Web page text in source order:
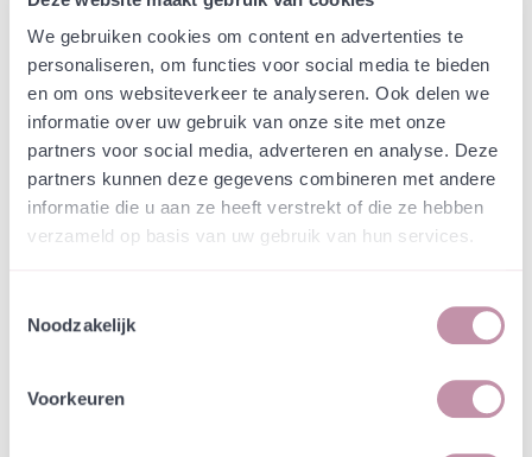
We gebruiken cookies om content en advertenties te
personaliseren, om functies voor social media te bieden
en om ons websiteverkeer te analyseren. Ook delen we
informatie over uw gebruik van onze site met onze
partners voor social media, adverteren en analyse. Deze
partners kunnen deze gegevens combineren met andere
informatie die u aan ze heeft verstrekt of die ze hebben
verzameld op basis van uw gebruik van hun services.
Noodzakelijk
Voorkeuren
Speciaalmengsel t.b.v
Dempen van Sloten in
Drenthe -
Natuurmonumenten
In een zakje zitten genoeg zaden om
incl. btw
- + € 0,92
In winkelwagen Bewaren